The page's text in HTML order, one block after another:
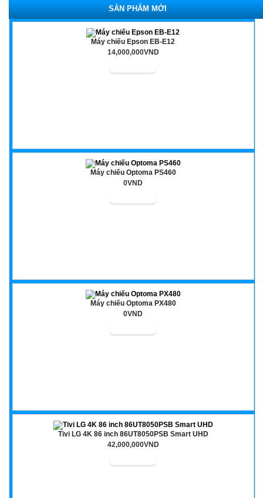
SẢN PHẨM MỚI
Máy chiếu Epson EB-E12
14,000,000VND
Máy chiếu Optoma PS460
0VND
Máy chiếu Optoma PX480
0VND
Tivi LG 4K 86 inch 86UT8050PSB Smart UHD
42,000,000VND